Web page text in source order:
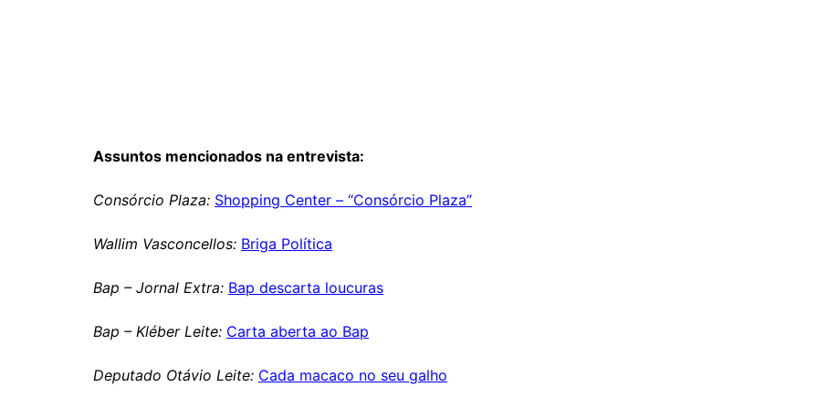
Assuntos mencionados na entrevista:
Consórcio Plaza: Shopping Center – “Consórcio Plaza”
Wallim Vasconcellos: Briga Política
Bap – Jornal Extra: Bap descarta loucuras
Bap – Kléber Leite: Carta aberta ao Bap
Deputado Otávio Leite: Cada macaco no seu galho